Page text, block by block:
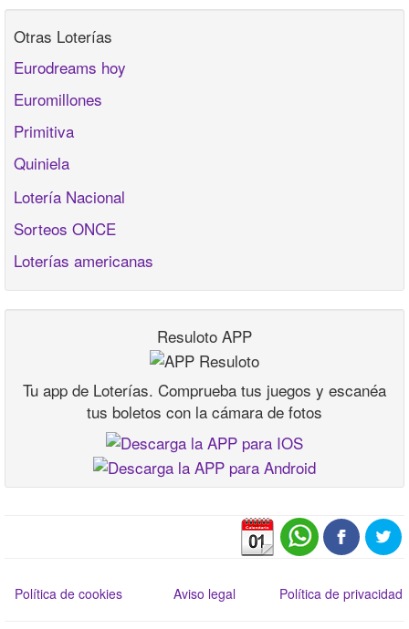
Otras Loterías
Eurodreams hoy
Euromillones
Primitiva
Quiniela
Lotería Nacional
Sorteos ONCE
Loterías americanas
Resuloto APP
Tu app de Loterías. Comprueba tus juegos y escanéa
tus boletos con la cámara de fotos
Política de cookies Aviso legal Política de privacidad